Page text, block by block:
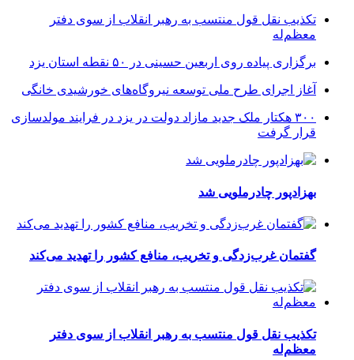
تکذیب نقل قول منتسب به رهبر انقلاب از سوی دفتر
معظم‌له
برگزاری پیاده روی اربعین حسینی در ۵۰ نقطه استان یزد
آغاز اجرای طرح ملی توسعه نیروگاه‌های خورشیدی خانگی
۳۰۰ هکتار ملک جدید مازاد دولت در یزد در فرایند مولدسازی
قرار گرفت
بهزادپور چادرملویی شد
گفتمان غرب‌زدگی و تخریب، منافع کشور را تهدید می‌کند
تکذیب نقل قول منتسب به رهبر انقلاب از سوی دفتر
معظم‌له